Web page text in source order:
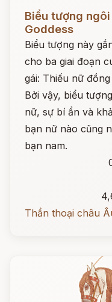
Đọc ngay
Biểu tượng
Goddess
Biểu tượng này
cho ba giai đoạn
gái: Thiếu nữ
Bởi vậy, biểu
nữ, sự bí ẩn và
bạn nữ nào cũng
bạn nam.
Thần thoại châu